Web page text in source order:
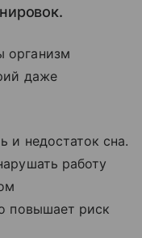
организм
даже
и недостаток сна.
работу
повышает риск